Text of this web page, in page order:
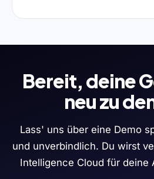
Bereit, deine
neu zu
Lass' uns über eine Demo
und unverbindlich. Du wirst
Intelligence Cloud für deine